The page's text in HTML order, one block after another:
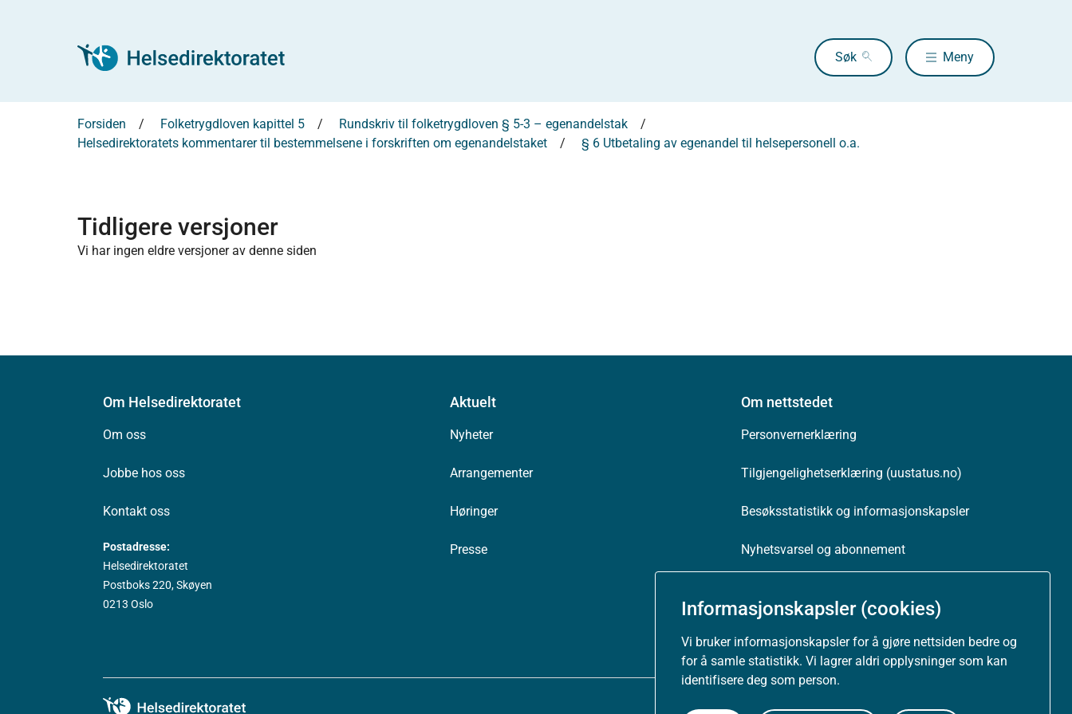
Informasjonskapsler (cookies)
Vi bruker informasjonskapsler for å gjøre nettsiden bedre og
for å samle statistikk. Vi lagrer aldri opplysninger som kan
identifisere deg som person.
Søk Meny
Forsiden Folketrygdloven kapittel 5
Rundskriv til folketrygdloven § 5-3 – egenandelstak
Helsedirektoratets kommentarer til bestemmelsene i forskriften om egenandelstaket
§ 6 Utbetaling av egenandel til helsepersonell o.a.
Tidligere versjoner
Vi har ingen eldre versjoner av denne siden
Om Helsedirektoratet
Om oss
Jobbe hos oss
Kontakt oss
Postadresse:
Helsedirektoratet
Postboks 220, Skøyen
0213 Oslo
Aktuelt
Nyheter
Arrangementer
Høringer
Presse
Om nettstedet
Personvernerklæring
Tilgjengelighetserklæring (uustatus.no)
Besøksstatistikk og informasjonskapsler
Nyhetsvarsel og abonnement
Følg oss: